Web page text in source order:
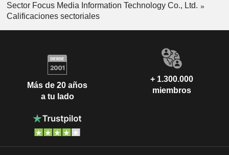
Sector Focus Media Information Technology Co., Ltd.
Calificaciones sectoriales
Más de 20 años
a tu lado
+ 1.300.000
miembros